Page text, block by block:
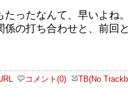
たったなんて、早いよね
係の打ち合わせと、前回
コメント(0) TB(No